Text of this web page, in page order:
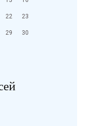
22 23
29 30